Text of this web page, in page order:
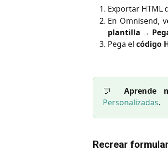
Exportar HTML
En Omnisend,
plantilla →
Pega el código
💬 Aprende
Personalizadas.
Recrear